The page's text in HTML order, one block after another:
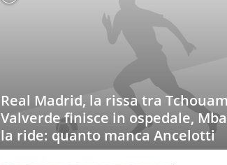
Real Madrid, la rissa tra
Valverde finisce in ospedale,
la ride: quanto manca Ancelotti